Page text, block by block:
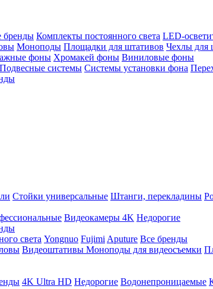
бренды Комплекты постоянного света LED-
Моноподы Площадки для штативов Чехлы для
фоны Хромакей фоны Виниловые фоны
Подвесные системы Системы установки фона
Стойки универсальные Штанги, перекладины
Видеокамеры 4K Недорогие
света Yongnuo Fujimi Aputure Все бренды
Видеоштативы Моноподы для видеосъемки
4K Ultra HD Недорогие Водонепроницаемые